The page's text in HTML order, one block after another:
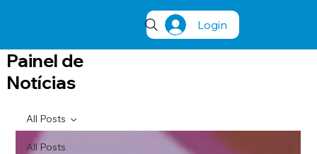
Login
Painel de
Notícias
All Posts
All Posts